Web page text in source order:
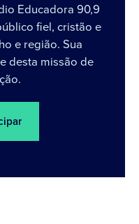
Educadora 90,9
fiel, cristão e
e região. Sua
desta missão de